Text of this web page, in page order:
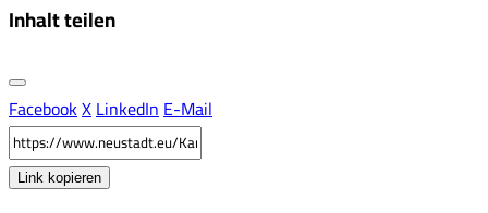
Inhalt teilen
FacebookXLinkedInE-Mail
Link kopieren